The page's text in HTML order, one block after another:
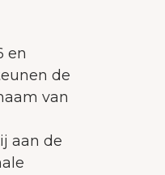
en
de
van
aan de